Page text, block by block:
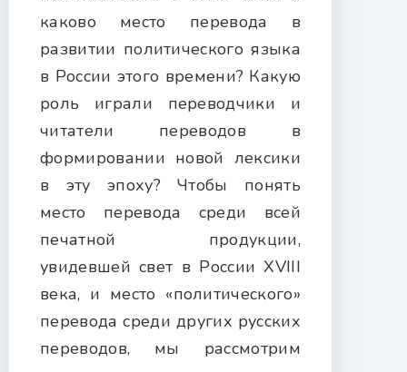
каково место перевода в
развитии политического языка
в России этого времени? Какую
роль играли переводчики и
читатели переводов в
формировании новой лексики
в эту эпоху? Чтобы понять
место перевода среди всей
печатной продукции,
увидевшей свет в России XVIII
века, и место «политического»
перевода среди других русских
переводов, мы рассмотрим